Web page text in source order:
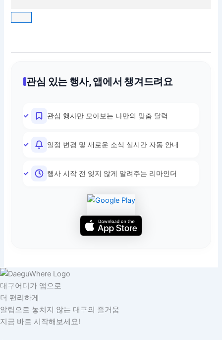
관심 있는 행사, 앱에서 챙겨드려요
관심 행사만 모아보는 나만의 맞춤 달력
일정 변경 및 새로운 소식 실시간 자동 안내
행사 시작 전 잊지 않게 알려주는 리마인더
대구어디가 앱으로
더 편리하게
알림으로 놓치지 않는 대구의 즐거움
지금 바로 시작해보세요!